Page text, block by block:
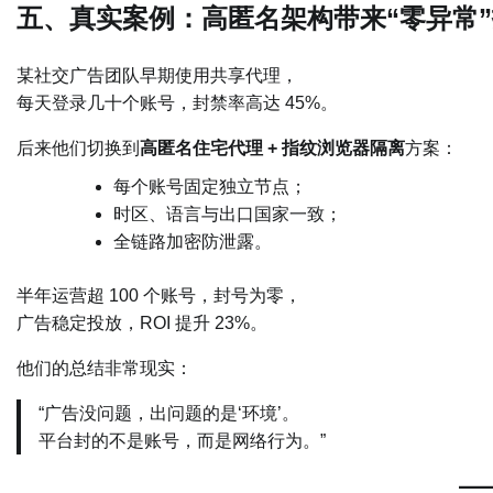
五、真实案例：高匿名架构带来“零异常
某社交广告团队早期使用共享代理，
每天登录几十个账号，封禁率高达 45%。
后来他们切换到 高匿名住宅代理 + 指纹浏览器隔离方案：
每个账号固定独立节点；
时区、语言与出口国家一致；
全链路加密防泄露。
半年运营超 100 个账号，封号为零，
广告稳定投放，ROI 提升 23%。
他们的总结非常现实：
“广告没问题，出问题的是‘环境’。
平台封的不是账号，而是网络行为。”